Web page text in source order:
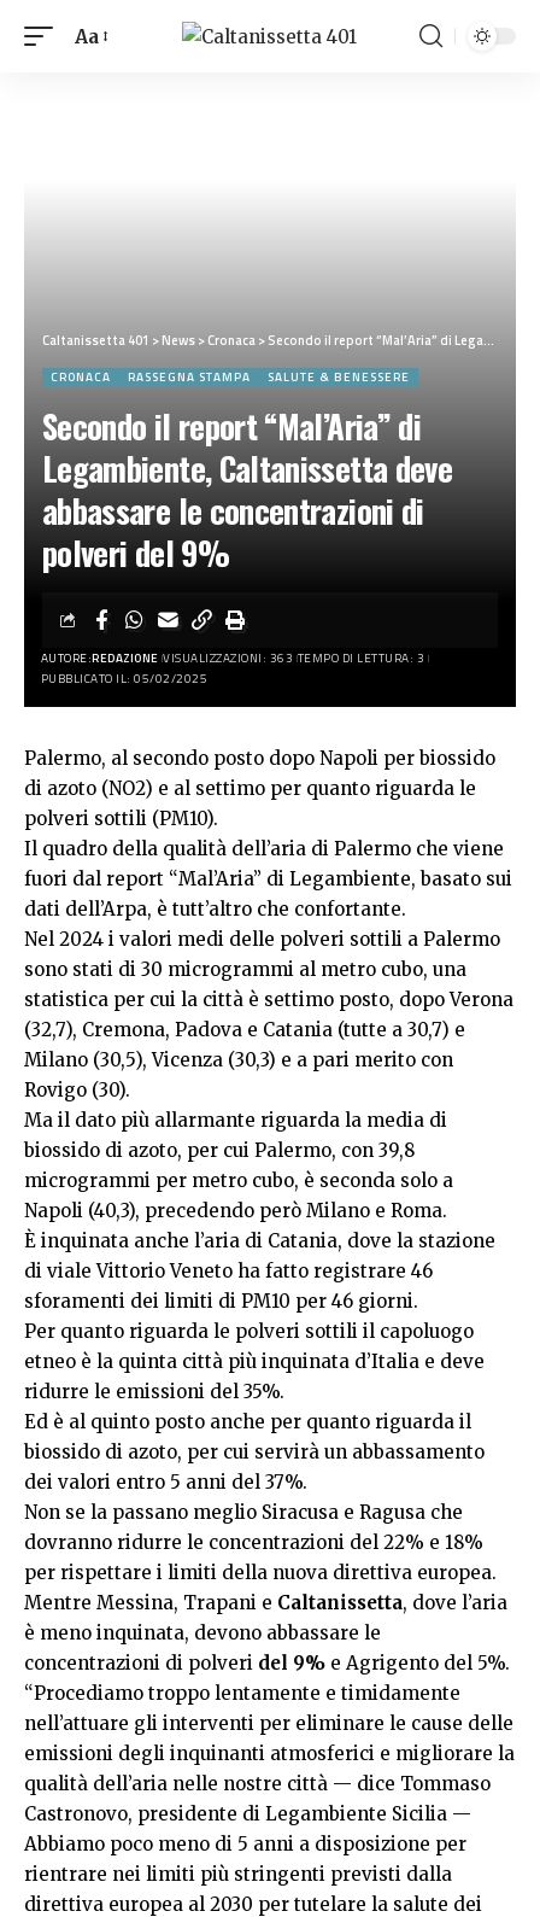
Aa
Caltanissetta 401 >News>Cronaca>Secondo il report “Mal’Aria” di Legambiente, Caltanissetta deve abbassare le concentrazioni di polveri del 9%
CRONACA RASSEGNA STAMPA SALUTE & BENESSERE
Secondo il report “Mal’Aria” di
Legambiente, Caltanissetta deve
abbassare le concentrazioni di
polveri del 9%
AUTORE:REDAZIONE VISUALIZZAZIONI: 363 TEMPO DI LETTURA: 3
PUBBLICATO IL: 05/02/2025
Palermo, al secondo posto dopo Napoli per biossido
di azoto (NO2) e al settimo per quanto riguarda le
polveri sottili (PM10).
Il quadro della qualità dell’aria di Palermo che viene
fuori dal report “Mal’Aria” di Legambiente, basato sui
dati dell’Arpa, è tutt’altro che confortante.
Nel 2024 i valori medi delle polveri sottili a Palermo
sono stati di 30 microgrammi al metro cubo, una
statistica per cui la città è settimo posto, dopo Verona
(32,7), Cremona, Padova e Catania (tutte a 30,7) e
Milano (30,5), Vicenza (30,3) e a pari merito con
Rovigo (30).
Ma il dato più allarmante riguarda la media di
biossido di azoto, per cui Palermo, con 39,8
microgrammi per metro cubo, è seconda solo a
Napoli (40,3), precedendo però Milano e Roma.
È inquinata anche l’aria di Catania, dove la stazione
di viale Vittorio Veneto ha fatto registrare 46
sforamenti dei limiti di PM10 per 46 giorni.
Per quanto riguarda le polveri sottili il capoluogo
etneo è la quinta città più inquinata d’Italia e deve
ridurre le emissioni del 35%.
Ed è al quinto posto anche per quanto riguarda il
biossido di azoto, per cui servirà un abbassamento
dei valori entro 5 anni del 37%.
Non se la passano meglio Siracusa e Ragusa che
dovranno ridurre le concentrazioni del 22% e 18%
per rispettare i limiti della nuova direttiva europea.
Mentre Messina, Trapani e Caltanissetta, dove l’aria
è meno inquinata, devono abbassare le
concentrazioni di polveri del 9% e Agrigento del 5%.
“Procediamo troppo lentamente e timidamente
nell’attuare gli interventi per eliminare le cause delle
emissioni degli inquinanti atmosferici e migliorare la
qualità dell’aria nelle nostre città — dice Tommaso
Castronovo, presidente di Legambiente Sicilia —
Abbiamo poco meno di 5 anni a disposizione per
rientrare nei limiti più stringenti previsti dalla
direttiva europea al 2030 per tutelare la salute dei